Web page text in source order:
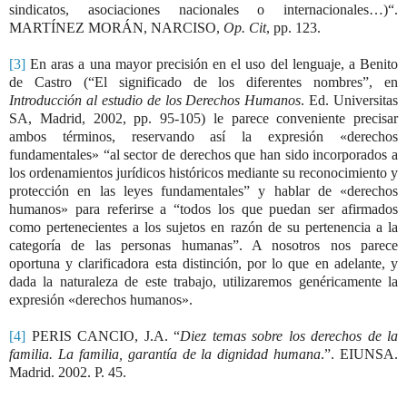
sindicatos, asociaciones nacionales o internacionales…)“.
MARTÍNEZ MORÁN, NARCISO, Op. Cit, pp. 123.
[3] En aras a una mayor precisión en el uso del lenguaje, a Benito
de Castro (“El significado de los diferentes nombres”, en
Introducción al estudio de los Derechos Humanos. Ed. Universitas
SA, Madrid, 2002, pp. 95-105) le parece conveniente precisar
ambos términos, reservando así la expresión «derechos
fundamentales» “al sector de derechos que han sido incorporados a
los ordenamientos jurídicos históricos mediante su reconocimiento y
protección en las leyes fundamentales” y hablar de «derechos
humanos» para referirse a “todos los que puedan ser afirmados
como pertenecientes a los sujetos en razón de su pertenencia a la
categoría de las personas humanas”. A nosotros nos parece
oportuna y clarificadora esta distinción, por lo que en adelante, y
dada la naturaleza de este trabajo, utilizaremos genéricamente la
expresión «derechos humanos».
[4] PERIS CANCIO, J.A. “Diez temas sobre los derechos de la
familia. La familia, garantía de la dignidad humana.”. EIUNSA.
Madrid. 2002. P. 45.